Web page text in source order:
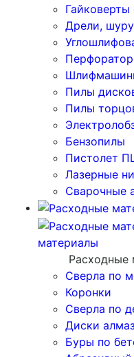
Гайковерты
Дрели,
Пилы
Пилы
Бензопилы
Пистолет
Лазерные
Сварочные
материалы
Расходные
Сверла по
Коронки
Сверла по
Диски
Буры по